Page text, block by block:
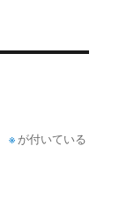
※ が付いている